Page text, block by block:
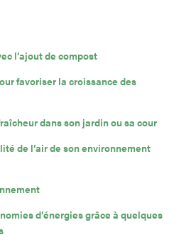
l’ajout de compost
favoriser la croissance des
dans son jardin ou sa cour
de l’air de son environnement
d’énergies grâce à quelques